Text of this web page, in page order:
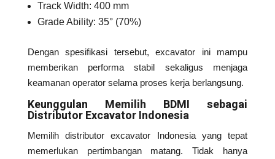
Track Width: 400 mm
Grade Ability: 35° (70%)
Dengan spesifikasi tersebut, excavator ini mampu
memberikan performa stabil sekaligus menjaga
keamanan operator selama proses kerja berlangsung.
Keunggulan Memilih BDMI sebagai
Distributor Excavator Indonesia
Memilih distributor excavator Indonesia yang tepat
memerlukan pertimbangan matang. Tidak hanya